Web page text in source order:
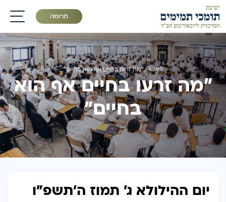
תרומה
תפריט
ראשי/"מה זרעו בחיים אף הוא בחיים"
"מה זרעו בחיים אף הוא
בחיים"
יום ההילולא ג' תמוז ה'תשפ"ו